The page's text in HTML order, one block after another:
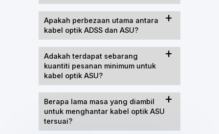
Apakah perbezaan utama antara
kabel optik ADSS dan ASU?
Adakah terdapat sebarang
kuantiti pesanan minimum untuk
kabel optik ASU?
Berapa lama masa yang diambil
untuk menghantar kabel optik ASU
tersuai?